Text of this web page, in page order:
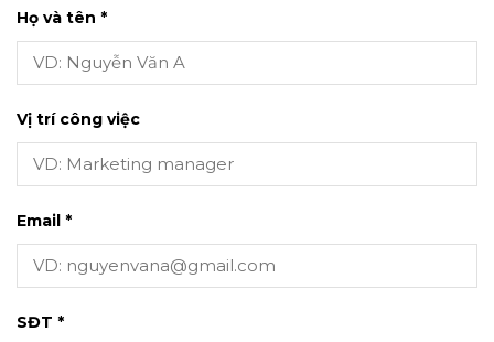
Họ và tên *
Vị trí công việc
Email *
SĐT *